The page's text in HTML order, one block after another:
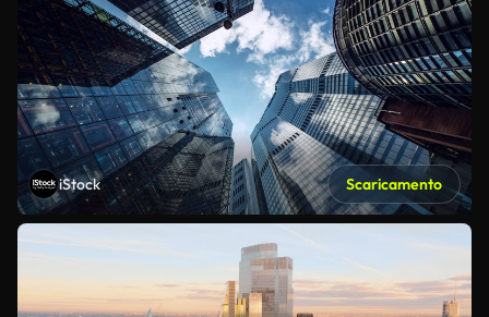
iStock Scaricamento